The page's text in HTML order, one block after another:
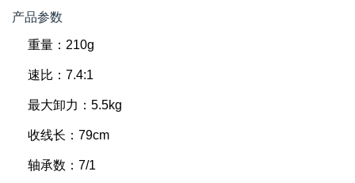
产品参数
重量：210g
速比：7.4:1
最大卸力：5.5kg
收线长：79cm
轴承数：7/1